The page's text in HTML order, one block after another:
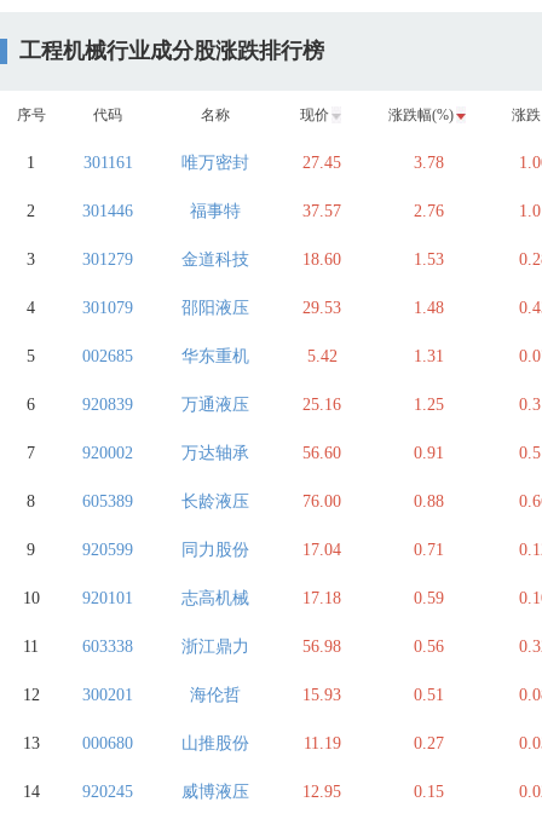
工程机械行业成分股涨跌排行榜
序号 代码 名称 现价 涨跌幅(%) 涨跌
1 301161 唯万密封 27.45 3.78
2 301446 福事特 37.57 2.76
3 301279 金道科技 18.60 1.53
4 301079 邵阳液压 29.53 1.48
5 002685 华东重机 5.42 1.31
6 920839 万通液压 25.16 1.25
7 920002 万达轴承 56.60 0.91
8 605389 长龄液压 76.00 0.88
9 920599 同力股份 17.04 0.71
10 920101 志高机械 17.18 0.59
11 603338 浙江鼎力 56.98 0.56
12 300201 海伦哲 15.93 0.51
13 000680 山推股份 11.19 0.27
14 920245 威博液压 12.95 0.15